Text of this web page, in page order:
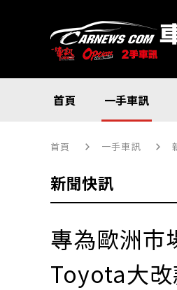
首頁 一手車訊
首頁 一手車訊
新聞快訊
專為歐洲市
Toyota大改